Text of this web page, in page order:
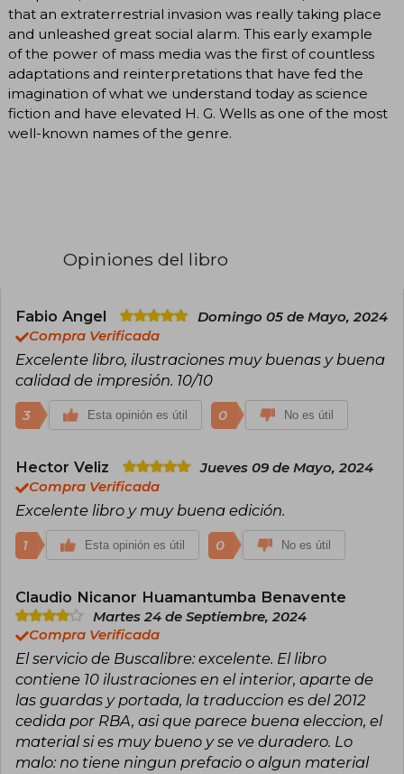
that an extraterrestrial invasion was really taking place
and unleashed great social alarm. This early example
of the power of mass media was the first of countless
adaptations and reinterpretations that have fed the
imagination of what we understand today as science
fiction and have elevated H. G. Wells as one of the most
well-known names of the genre.
Opiniones del libro
Fabio Angel
Domingo 05 de Mayo, 2024
Compra Verificada
Excelente libro, ilustraciones muy buenas y buena
calidad de impresión. 10/10
3 Esta opinión es útil 0 No es útil
Hector Veliz
Jueves 09 de Mayo, 2024
Compra Verificada
Excelente libro y muy buena edición.
1 Esta opinión es útil 0 No es útil
Claudio Nicanor Huamantumba Benavente
Martes 24 de Septiembre, 2024
Compra Verificada
El servicio de Buscalibre: excelente. El libro
contiene 10 ilustraciones en el interior, aparte de
las guardas y portada, la traduccion es del 2012
cedida por RBA, asi que parece buena eleccion, el
material si es muy bueno y se ve duradero. Lo
malo: no tiene ningun prefacio o algun material